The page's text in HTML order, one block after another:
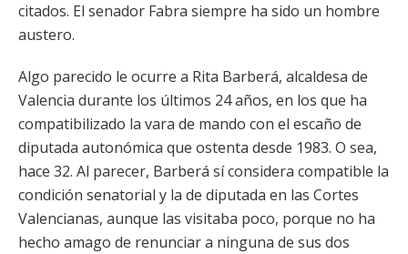
citados. El senador Fabra siempre ha sido un hombre
austero.
Algo parecido le ocurre a Rita Barberá, alcaldesa de
Valencia durante los últimos 24 años, en los que ha
compatibilizado la vara de mando con el escaño de
diputada autonómica que ostenta desde 1983. O sea,
hace 32. Al parecer, Barberá sí considera compatible la
condición senatorial y la de diputada en las Cortes
Valencianas, aunque las visitaba poco, porque no ha
hecho amago de renunciar a ninguna de sus dos